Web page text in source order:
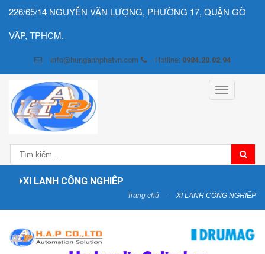
226/65/14 NGUYỄN VĂN LƯỢNG, PHƯỜNG 17, QUẬN GÒ
VÂP, TPHCM.
info@hunganhphatvn.com Hotline: 0984.20.02.94
Toggle
navigation
XI LANH CÔNG NGHIÊP
Trang chủ XI LANH CÔNG NGHIÊP